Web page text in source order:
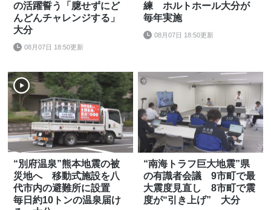
の活躍誓う「臆せずにど
んどんチャレンジする」
大分
08月07日 18:50更新
練 ホルトホール大分が
毎年実施
08月07日 18:50更新
“別府温泉”熊本地震の被
災地へ 移動式施設を八
代市内の避難所に設置
毎日約10トンの温泉届け
“南海トラフ巨大地震”県
の有識者会議 9市町で最
大震度見直し 8市町で震
度が“引き上げ” 大分